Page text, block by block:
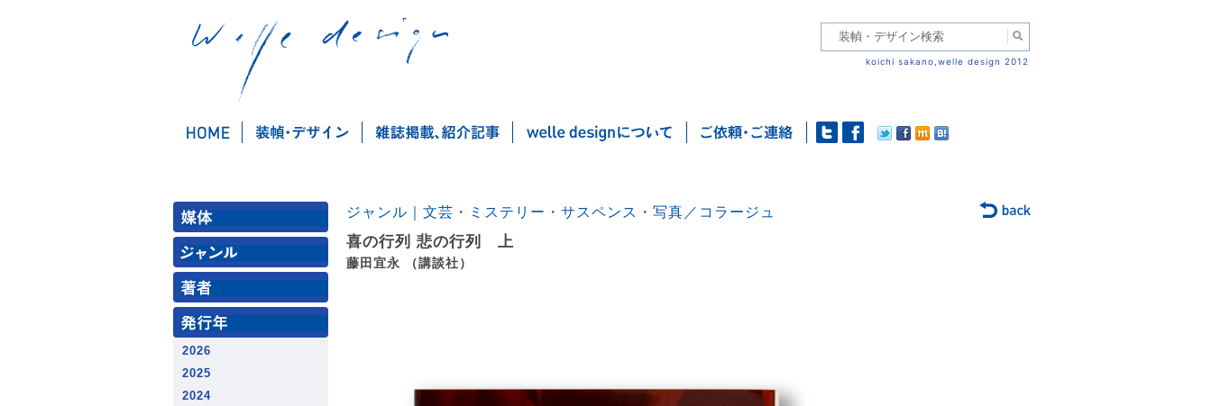
koichi sakano,welle design 2012
2026
2025
2024
ジャンル｜文芸・ミステリー・サスペンス・写真／コラージュ
喜の行列 悲の行列 上
藤田宜永 （講談社）